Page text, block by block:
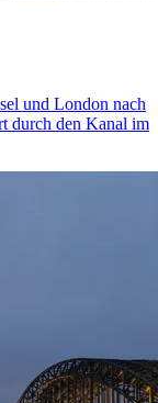
und London nach
durch den Kanal im